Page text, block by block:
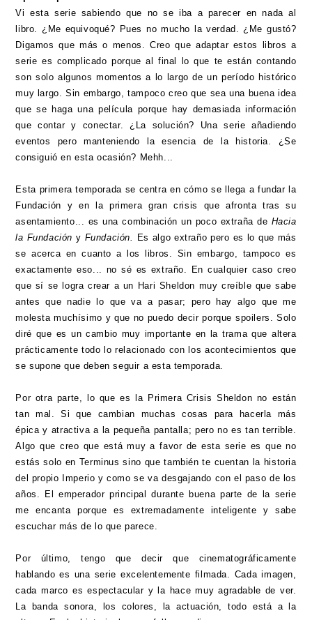
Vi esta serie sabiendo que no se iba a parecer en nada al
libro. ¿Me equivoqué? Pues no mucho la verdad. ¿Me gustó?
Digamos que más o menos. Creo que adaptar estos libros a
serie es complicado porque al final lo que te están contando
son solo algunos momentos a lo largo de un período histórico
muy largo. Sin embargo, tampoco creo que sea una buena idea
que se haga una película porque hay demasiada información
que contar y conectar. ¿La solución? Una serie añadiendo
eventos pero manteniendo la esencia de la historia. ¿Se
consiguió en esta ocasión? Mehh...
Esta primera temporada se centra en cómo se llega a fundar la
Fundación y en la primera gran crisis que afronta tras su
asentamiento... es una combinación un poco extraña de Hacia
la Fundación y Fundación.
Es algo extraño pero es lo que más
se acerca en cuanto a los libros. Sin embargo, tampoco es
exactamente eso... no sé es extraño. En cualquier caso creo
que sí se logra crear a un Hari Sheldon muy creíble que sabe
antes que nadie lo que va a pasar; pero hay algo que me
molesta muchísimo y que no puedo decir porque spoilers. Solo
diré que es un cambio muy importante en la trama que altera
prácticamente todo lo relacionado con los acontecimientos que
se supone que deben seguir a esta temporada.
Por otra parte, lo que es la Primera Crisis Sheldon no están
tan mal. Si que cambian muchas cosas para hacerla más
épica y atractiva a la pequeña pantalla; pero no es tan terrible.
Algo que creo que está muy a favor de esta serie es que no
estás solo en Terminus sino que también te cuentan la historia
del propio Imperio y como se va desgajando con el paso de los
años. El emperador principal durante buena parte de la serie
me encanta porque es extremadamente inteligente y sabe
escuchar más de lo que parece.
Por último, tengo que decir que cinematográficamente
hablando es una serie excelentemente filmada. Cada imagen,
cada marco es espectacular y la hace muy agradable de ver.
La banda sonora, los colores, la actuación, todo está a la